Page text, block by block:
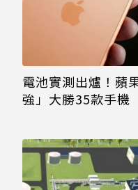
電池實測出爐！蘋
強」大勝35款手機